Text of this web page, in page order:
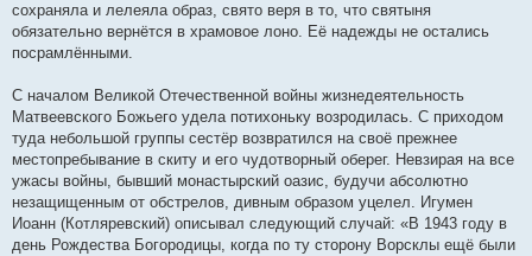
сохраняла и лелеяла образ, свято веря в то, что святыня
обязательно вернётся в храмовое лоно. Её надежды не остались
посрамлёнными.
С началом Великой Отечественной войны жизнедеятельность
Матвеевского Божьего удела потихоньку возродилась. С приходом
туда небольшой группы сестёр возвратился на своё прежнее
местопребывание в скиту и его чудотворный оберег. Невзирая на все
ужасы войны, бывший монастырский оазис, будучи абсолютно
незащищенным от обстрелов, дивным образом уцелел. Игумен
Иоанн (Котляревский) описывал следующий случай: «В 1943 году в
день Рождества Богородицы, когда по ту сторону Ворсклы ещё были